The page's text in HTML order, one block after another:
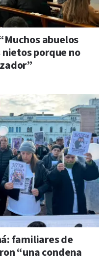
abuelos
porque no
familiares de
“una condena